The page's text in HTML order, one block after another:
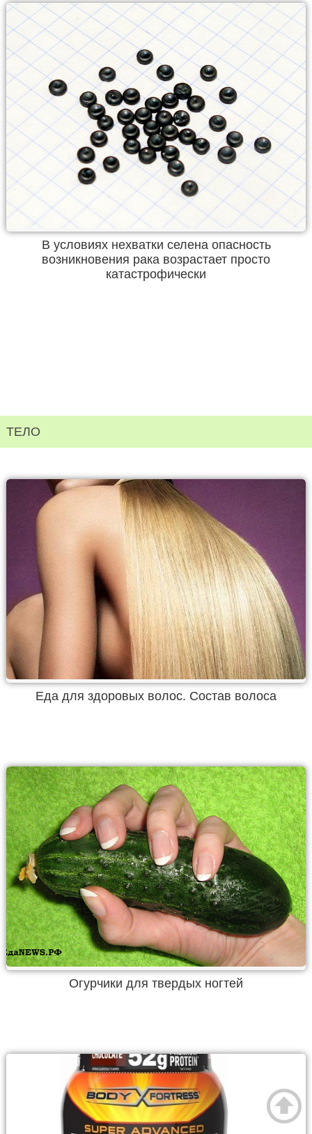
В условиях нехватки селена опасность
возникновения рака возрастает просто
катастрофически
ТЕЛО
Еда для здоровых волос. Состав волоса
Огурчики для твердых ногтей